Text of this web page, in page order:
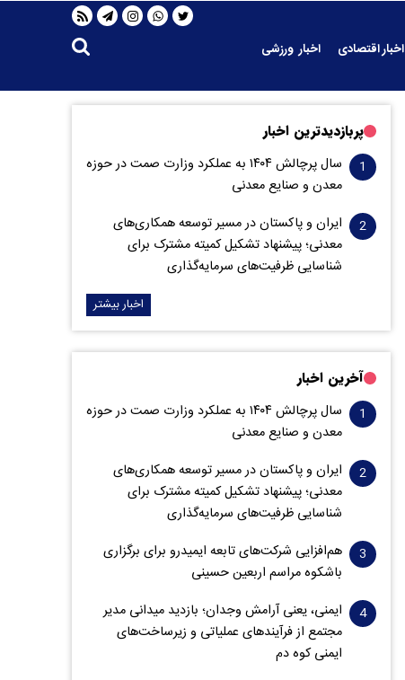
اخبار اقتصادی
اخبار ورزشی
پربازدیدترین اخبار
سال پرچالش ۱۴۰۴ به عملکرد وزارت صمت در حوزه
معدن و صنایع معدنی
ایران و پاکستان در مسیر توسعه همکاری‌های
معدنی؛ پیشنهاد تشکیل کمیته مشترک برای
شناسایی ظرفیت‌های سرمایه‌گذاری
اخبار بیشتر
آخرین اخبار
سال پرچالش ۱۴۰۴ به عملکرد وزارت صمت در حوزه
معدن و صنایع معدنی
ایران و پاکستان در مسیر توسعه همکاری‌های
معدنی؛ پیشنهاد تشکیل کمیته مشترک برای
شناسایی ظرفیت‌های سرمایه‌گذاری
هم‌افزایی شرکت‌های تابعه ایمیدرو برای برگزاری
باشکوه مراسم اربعین حسینی
ایمنی، یعنی آرامش وجدان؛ بازدید میدانی مدیر
مجتمع از فرآیندهای عملیاتی و زیرساخت‌های
ایمنی کوه دم